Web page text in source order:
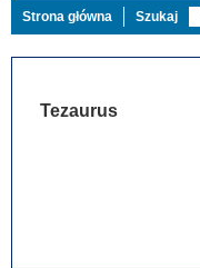
Strona główna Szukaj
Tezaurus